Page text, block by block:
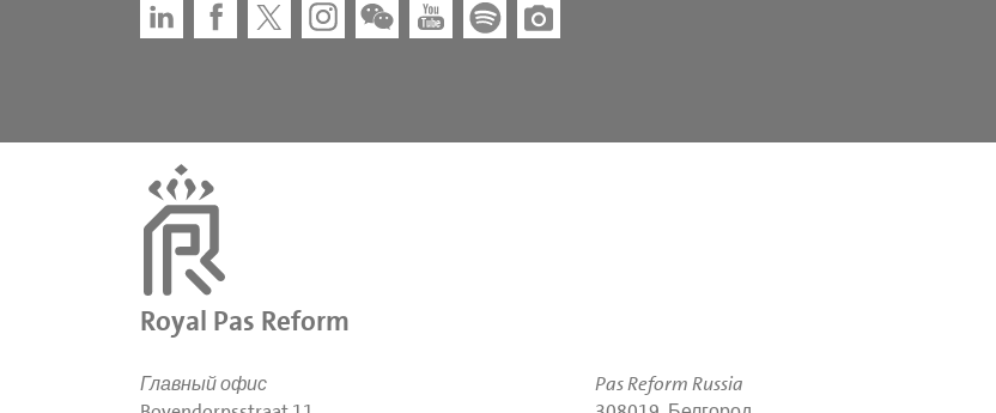
Royal Pas Reform
Главный офис
Pas Reform Russia